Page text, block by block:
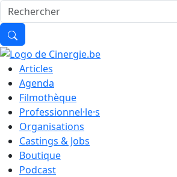
Articles
Agenda
Filmothèque
Professionnel·le·s
Organisations
Castings & Jobs
Boutique
Podcast